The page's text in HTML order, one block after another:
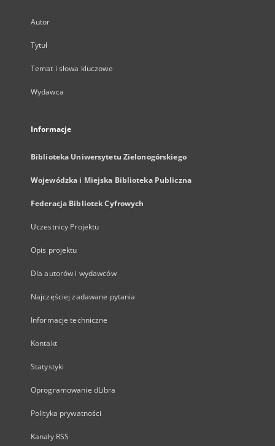
Autor
Tytuł
Temat i słowa kluczowe
Wydawca
Informacje
Biblioteka Uniwersytetu Zielonogórskiego
Wojewódzka i Miejska Biblioteka Publiczna
Federacja Bibliotek Cyfrowych
Uczestnicy Projektu
Opis projektu
Dla autorów i wydawców
Najczęściej zadawane pytania
Informacje techniczne
Kontakt
Statystyki
Oprogramowanie dLibra
Polityka prywatności
Kanały RSS